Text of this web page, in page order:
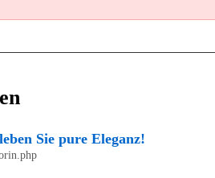
Sie pure Eleganz!